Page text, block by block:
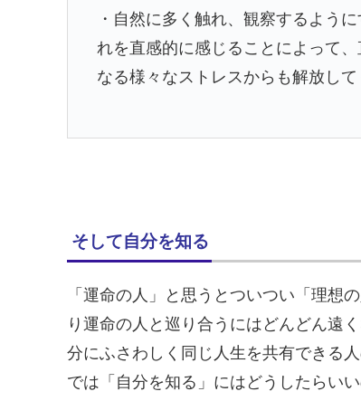
・自然に多く触れ、観察するよう
れを直感的に感じることによって
なる様々なストレスからも解放して
そして自分を知る
「運命の人」と思うとついつい「理想
り運命の人と巡り合うにはどんどん遠
分にふさわしく同じ人生を共有できる
では「自分を知る」にはどうしたらい